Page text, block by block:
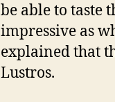
be able to taste
impressive as
explained that
Lustros.